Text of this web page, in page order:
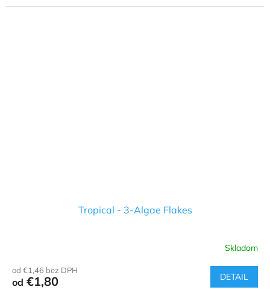
Tropical - 3-Algae Flakes
Skladom
od €1,46 bez DPH
od €1,80 DETAIL